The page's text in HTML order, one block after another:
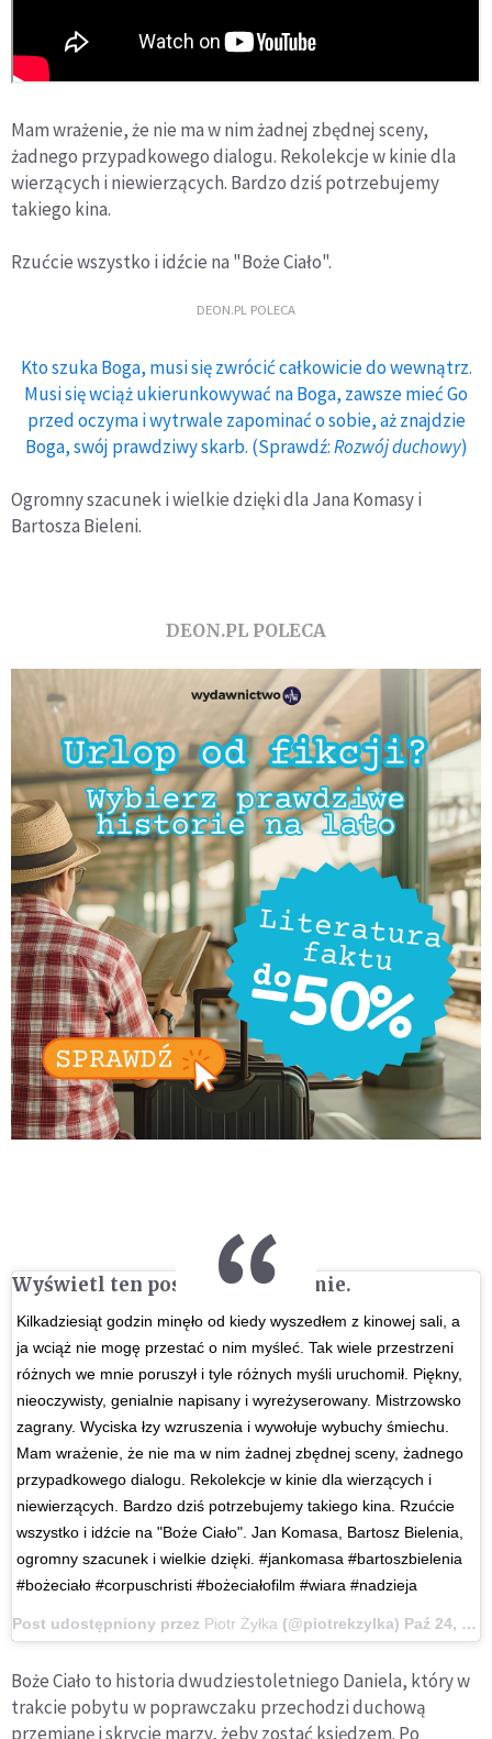
Mam wrażenie, że nie ma w nim żadnej zbędnej sceny,
żadnego przypadkowego dialogu. Rekolekcje w kinie dla
wierzących i niewierzących. Bardzo dziś potrzebujemy
takiego kina.
Rzućcie wszystko i idźcie na "Boże Ciało".
DEON.PL POLECA
Kto szuka Boga, musi się zwrócić całkowicie do wewnątrz.
Musi się wciąż ukierunkowywać na Boga, zawsze mieć Go
przed oczyma i wytrwale zapominać o sobie, aż znajdzie
Boga, swój prawdziwy skarb. (Sprawdź:Rozwój duchowy)
Ogromny szacunek i wielkie dzięki dla Jana Komasy i
Bartosza Bieleni.
DEON.PL POLECA
Wyświetl ten post na Instagramie.
Kilkadziesiąt godzin minęło od kiedy wyszedłem z kinowej sali, a
ja wciąż nie mogę przestać o nim myśleć. Tak wiele przestrzeni
różnych we mnie poruszył i tyle różnych myśli uruchomił. Piękny,
nieoczywisty, genialnie napisany i wyreżyserowany. Mistrzowsko
zagrany. Wyciska łzy wzruszenia i wywołuje wybuchy śmiechu.
Mam wrażenie, że nie ma w nim żadnej zbędnej sceny, żadnego
przypadkowego dialogu. Rekolekcje w kinie dla wierzących i
niewierzących. Bardzo dziś potrzebujemy takiego kina. Rzućcie
wszystko i idźcie na "Boże Ciało". Jan Komasa, Bartosz Bielenia,
ogromny szacunek i wielkie dzięki. #jankomasa #bartoszbielenia
#bożeciało #corpuschristi #bożeciałofilm #wiara #nadzieja
Post udostępniony przez Piotr Żyłka (@piotrekzylka) Paź 24, 2019 o 4:08 PDT
Boże Ciało to historia dwudziestoletniego Daniela, który w
trakcie pobytu w poprawczaku przechodzi duchową
przemianę i skrycie marzy, żeby zostać księdzem. Po